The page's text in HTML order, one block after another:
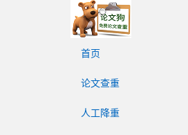
首页
论文查重
人工降重